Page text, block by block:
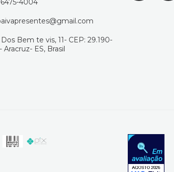
Dos Bem te vis, 11- CEP: 29.190-
Aracruz- ES, Brasil